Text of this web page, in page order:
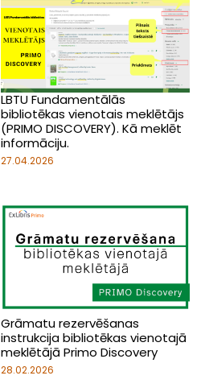
LBTU Fundamentālās
bibliotēkas vienotais meklētājs
(PRIMO DISCOVERY). Kā meklēt
informāciju.
27.04.2026
Grāmatu rezervēšanas
instrukcija bibliotēkas vienotajā
meklētājā Primo Discovery
28.02.2026